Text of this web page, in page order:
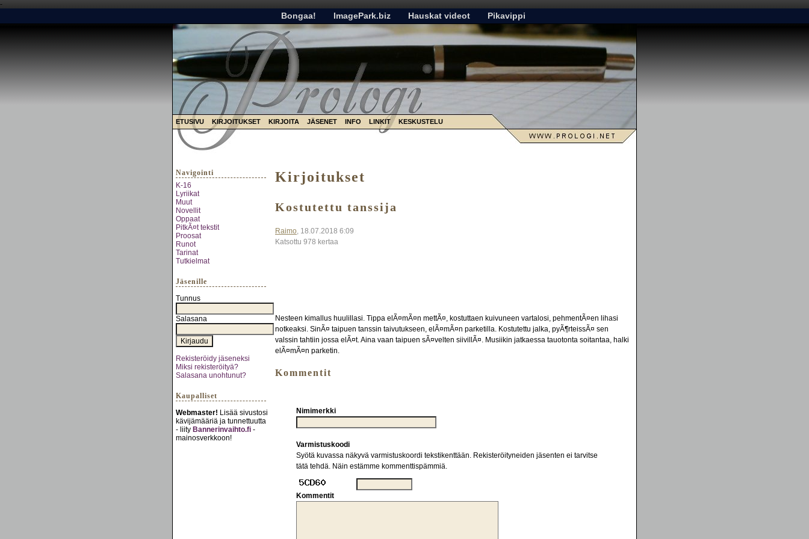
-
Bongaa! ImagePark.biz Hauskat videot Pikavippi
ETUSIVU KIRJOITUKSET KIRJOITA JÄSENET INFO LINKIT KESKUSTELU
Navigointi
K-16
Lyriikat
Muut
Novellit
Oppaat
PitkÃ¤t tekstit
Proosat
Runot
Tarinat
Tutkielmat
Jäsenille
Tunnus
Salasana
Rekisteröidy jäseneksi
Miksi rekisteröityä?
Salasana unohtunut?
Kaupalliset
Webmaster! Lisää sivustosi
kävijämääriä ja tunnettuutta
- liity Bannerinvaihto.fi -
mainosverkkoon!
Kirjoitukset
Kostutettu tanssija
Raimo, 18.07.2018 6:09
Katsottu 978 kertaa
Nesteen kimallus huulillasi. Tippa elÃ¤mÃ¤n mettÃ¤, kostuttaen kuivuneen vartalosi, pehmentÃ¤en lihasi
notkeaksi. SinÃ¤ taipuen tanssin taivutukseen, elÃ¤mÃ¤n parketilla. Kostutettu jalka, pyÃ¶rteissÃ¤ sen
valssin tahtiin jossa elÃ¤t. Aina vaan taipuen sÃ¤velten siivillÃ¤. Musiikin jatkaessa tauotonta soitantaa, halki
elÃ¤mÃ¤n parketin.
Kommentit
Nimimerkki
Varmistuskoodi
Syötä kuvassa näkyvä varmistuskoordi tekstikenttään. Rekisteröityneiden jäsenten ei tarvitse
tätä tehdä. Näin estämme kommenttispämmiä.
Kommentit